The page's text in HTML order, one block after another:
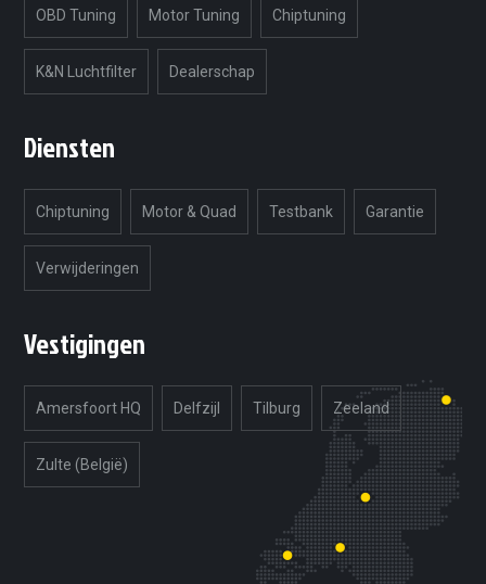
OBD Tuning Motor Tuning Chiptuning
K&N Luchtfilter Dealerschap
Diensten
Chiptuning Motor & Quad Testbank Garantie
Verwijderingen
Vestigingen
Amersfoort HQ Delfzijl Tilburg Zeeland
Zulte (België)